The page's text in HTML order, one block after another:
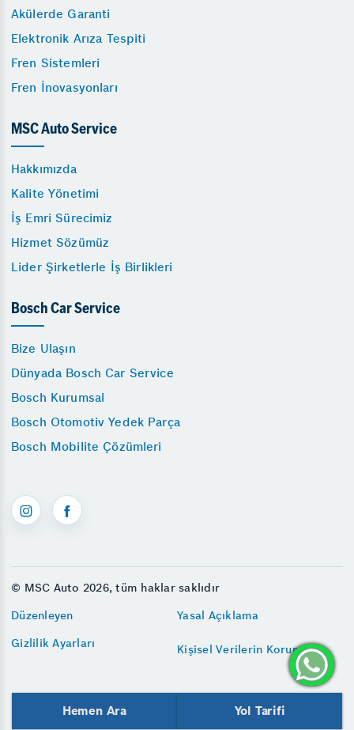
Akülerde Garanti
Elektronik Arıza Tespiti
Fren Sistemleri
Fren İnovasyonları
MSC Auto Service
Hakkımızda
Kalite Yönetimi
İş Emri Sürecimiz
Hizmet Sözümüz
Lider Şirketlerle İş Birlikleri
Bosch Car Service
Bize Ulaşın
Dünyada Bosch Car Service
Bosch Kurumsal
Bosch Otomotiv Yedek Parça
Bosch Mobilite Çözümleri
© MSC Auto 2026, tüm haklar saklıdır
Düzenleyen
Yasal Açıklama
Gizlilik Ayarları
Kişisel Verilerin Korunması
Hemen Ara Yol Tarifi